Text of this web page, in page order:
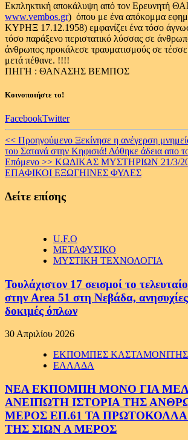
Εκπληκτική αποκάλυψη από τον
www.vembos.gr) όπου με ένα απόκομμα
ΚΥΡΗΞ 17.12.1958) εμφανίζει ένα τόσο
τόσο παράξενο περιστατικό λύσσας σε
άνθρωπος προκάλεσε τραυματισμούς σε
μετά πέθανε. !!!!
ΠΗΓΗ : ΘΑΝΑΣΗΣ BEMΠΟΣ
Κοινοποιήστε το!
FacebookTwitter
Continue
Reading
<< Προηγούμενο Ξεκίνησε η ανέγερση
του Σατανά στην Κηφισιά! Δόθηκε άδεια απο
Επόμενο >> ΚΩΔΙΚΑΣ ΜΥΣΤΗΡΙΩΝ 21/3/
ΕΠΑΦΙΚΟΙ EΞΩΓΗΙΝΕΣ ΦΥΛΕΣ
Δείτε επίσης
U.F.O
ΜΕΤΑΦΥΣΙΚΟ
ΜΥΣΤΙΚΗ ΤΕΧΝΟΛΟΓΙΑ
Τουλάχιστον 17 σεισμοί το
στην Area 51 στη Νεβάδα, ανησυχίες
δοκιμές όπλων
30 Απριλίου 2026
ΕΚΠΟΜΠΕΣ ΚΑΣΤΑΜΟΝΙΤΗΣ
ΕΛΛΑΔΑ
ΝΕΑ ΕΚΠΟΜΠΗ ΜΟΝΟ ΓΙΑ
ΑΝΕΙΠΩΤΗ ΙΣΤΟΡΙΑ ΤΗΣ
ΜΕΡΟΣ ΕΠ.61 ΤΑ
ΤΗΣ ΣΙΩΝ Α ΜΕΡΟΣ